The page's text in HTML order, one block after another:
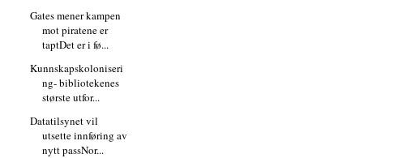
Gates mener kampen
mot piratene er
taptDet er i fø...
Kunnskapskoloniseri
ng- bibliotekenes
største utfor...
Datatilsynet vil
utsette innføring av
nytt passNor...